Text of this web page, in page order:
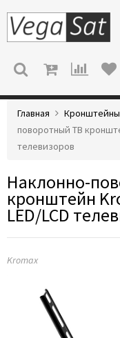
МЕНЮ
Главная Кронштейны
поворотный ТВ
телевизоров
Наклонно-
кронштейн
LED/LCD
Kromax